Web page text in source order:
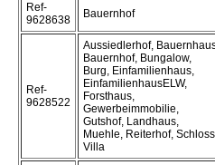
Ref-
9628638
Bauernhof
Ref-
9628522
Aussiedlerhof,
Bauernhof, Bungalow,
Burg, Einfamilienhaus,
EinfamilienhausELW,
Forsthaus,
Gewerbeimmobilie,
Gutshof, Landhaus,
Muehle, Reiterhof,
Villa